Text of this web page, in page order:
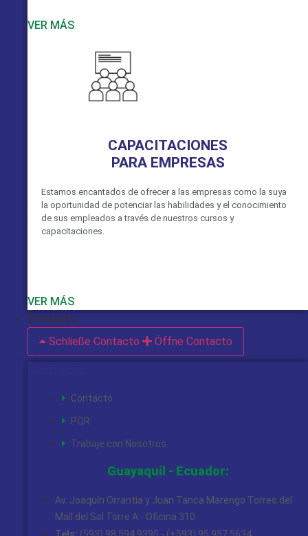
VER MÁS
CAPACITACIONES
PARA EMPRESAS
Estamos encantados de ofrecer a las empresas como la suya
la oportunidad de potenciar las habilidades y el conocimiento
de sus empleados a través de nuestros cursos y
capacitaciones.
VER MÁS
Contacto
Schließe Contacto
Öffne Contacto
Contacto
PQR
Trabaje con Nosotros
Guayaquil - Ecuador:
Av. Joaquín Orrantia y Juan Tanca Marengo Torres del
Mall del Sol Torre A - Oficina 310